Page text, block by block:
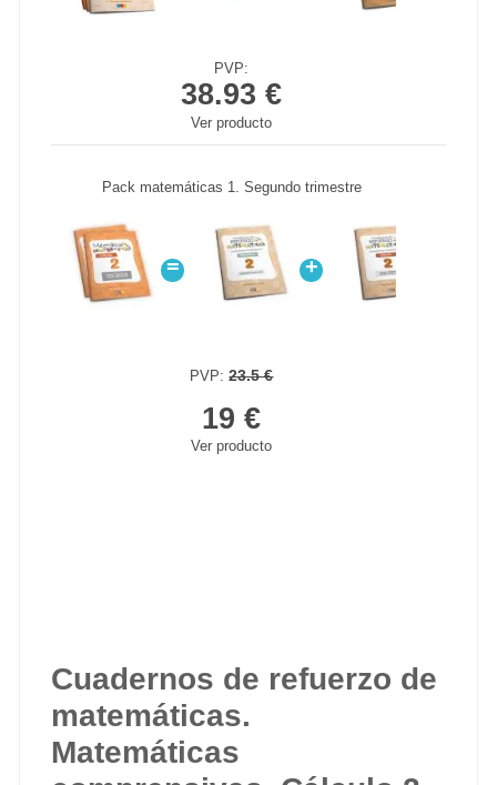
PVP:
38.93 €
Ver producto
Pack matemáticas 1. Segundo trimestre
= +
PVP:23.5 €
19 €
Ver producto
Cuadernos de refuerzo de
matemáticas.
Matemáticas